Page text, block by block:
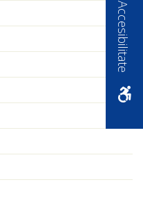
Accesibilitate